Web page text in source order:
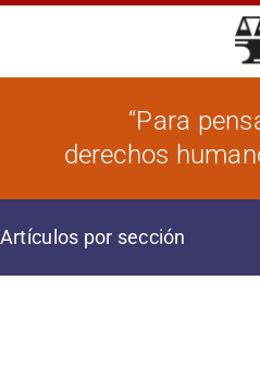
“Para
derechos
Artículos por sección